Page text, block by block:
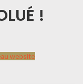
!
website